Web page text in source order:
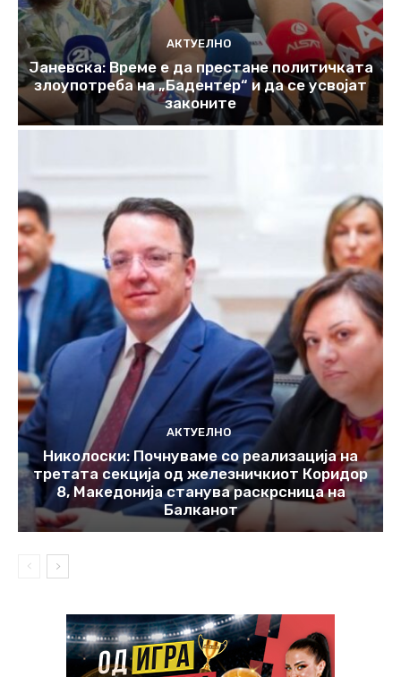
АКТУЕЛНО
Јаневска: Време е да престане политичката
злоупотреба на „Бадентер“ и да се усвојат
законите
АКТУЕЛНО
Николоски: Почнуваме со реализација на
третата секција од железничкиот Коридор
8, Македонија станува раскрсница на
Балканот